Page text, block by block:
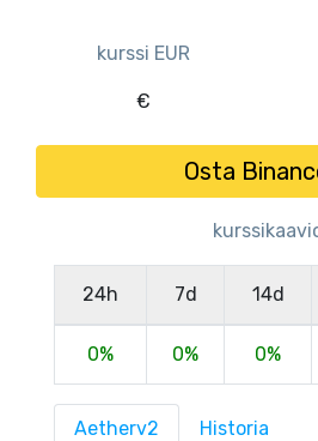
kurssi EUR
€
Osta
24h 7d 14d
0% 0% 0%
Aetherv2 Historia